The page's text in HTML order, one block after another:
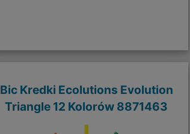
Bic Kredki Ecolutions Evolution
Triangle 12 Kolorów 8871463